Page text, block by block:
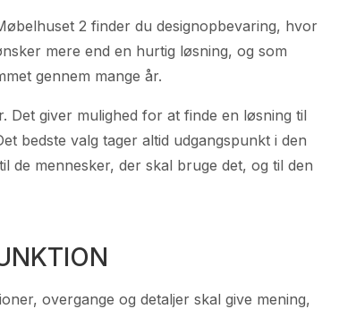
2 finder du designopbevaring, hvor
mere end en hurtig løsning, og som
gennem mange år.
giver mulighed for at finde en løsning til
bedste valg tager altid udgangspunkt i den
de mennesker, der skal bruge det, og til den
overgange og detaljer skal give mening,